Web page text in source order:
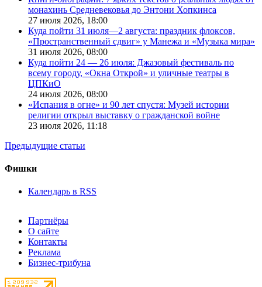
монахинь Средневековья до Энтони Хопкинса
27 июля 2026, 18:00
Куда пойти 31 июля—2 августа: праздник флоксов,
«Пространственный сдвиг» у Манежа и «Музыка мира»
31 июля 2026, 08:00
Куда пойти 24 — 26 июля: Джазовый фестиваль по
всему городу, «Окна Открой» и уличные театры в
ЦПКиО
24 июля 2026, 08:00
«Испания в огне» и 90 лет спустя: Музей истории
религии открыл выставку о гражданской войне
23 июля 2026, 11:18
Предыдущие статьи
Фишки
Календарь в RSS
Партнёры
О сайте
Контакты
Реклама
Бизнес-трибуна